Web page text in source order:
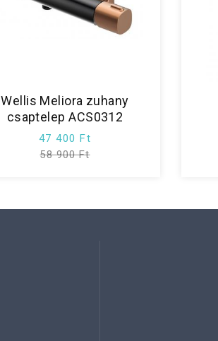
Wellis Meliora zuhany
csaptelep ACS0312
47 400 Ft
58 900 Ft